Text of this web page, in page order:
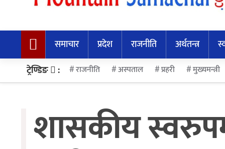
समाचार
प्रदेश
राजनीति
अर्थतन्त्र
अन्तर्राष्ट्रिय
मनोरन्जन
समाचार प्रदेश राजनीति अर्थतन्त्र
ट्रेण्डिङ
: राजनीति अस्पताल प्रहरी मुख्यमन्त्री
शासकीय